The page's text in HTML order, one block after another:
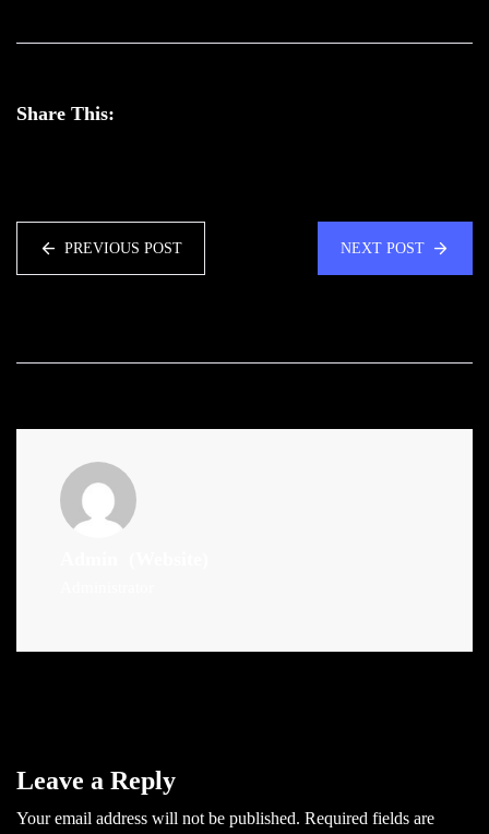
Share This:
PREVIOUS POST NEXT POST
Leave a Reply
Your email address will not be published. Required fields are